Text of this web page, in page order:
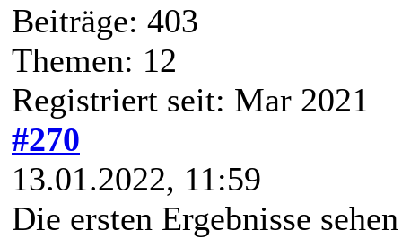
Beiträge: 403
Themen: 12
Registriert seit: Mar 2021
#270
13.01.2022, 11:59
Die ersten Ergebnisse